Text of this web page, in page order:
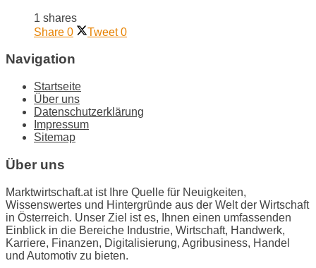
1 shares
Share 0 Tweet 0
Navigation
Startseite
Über uns
Datenschutzerklärung
Impressum
Sitemap
Über uns
Marktwirtschaft.at ist Ihre Quelle für Neuigkeiten,
Wissenswertes und Hintergründe aus der Welt der Wirtschaft
in Österreich. Unser Ziel ist es, Ihnen einen umfassenden
Einblick in die Bereiche Industrie, Wirtschaft, Handwerk,
Karriere, Finanzen, Digitalisierung, Agribusiness, Handel
und Automotiv zu bieten.